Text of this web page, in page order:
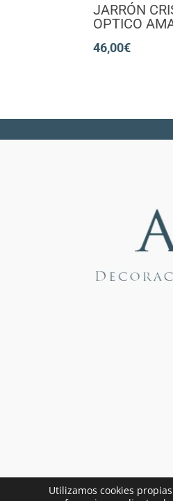
JARRÓN
OPTICO
46,00€
Utilizamos cookies